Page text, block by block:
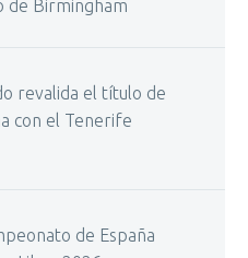
de Birmingham
revalida el título de
con el Tenerife
de España